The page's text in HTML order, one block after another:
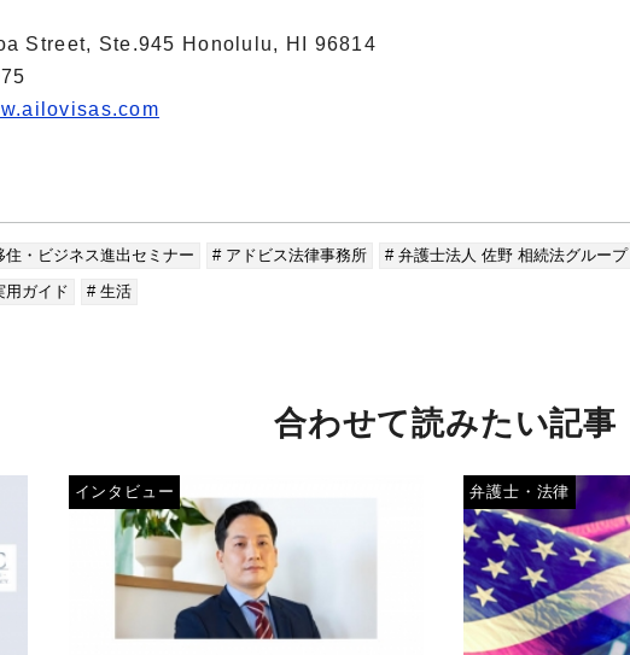
Street, Ste.945 Honolulu, HI 96814
・ビジネス進出セミナー # アドビス法律事務所 # 弁護士法人 佐野 相続法グループ
用ガイド # 生活
合わせて読みたい記事
インタビュー 弁護士・法律